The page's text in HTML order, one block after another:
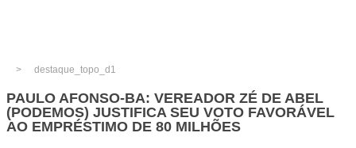
destaque_topo_d1
PAULO AFONSO-BA: VEREADOR ZÉ DE ABEL
(PODEMOS) JUSTIFICA SEU VOTO FAVORÁVEL
AO EMPRÉSTIMO DE 80 MILHÕES